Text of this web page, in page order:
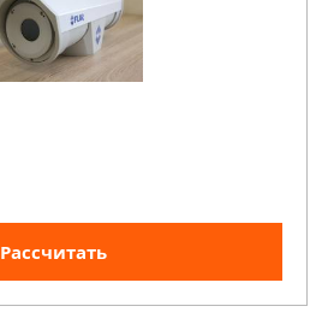
Рассчитать